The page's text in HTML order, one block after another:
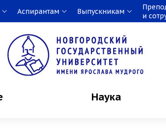
Аспирантам Выпускникам
и
Наука